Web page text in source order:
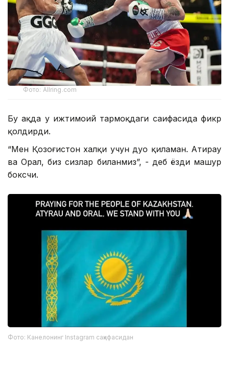
Фото: Allring.com
Бу ҳақда у ижтимоий тармоқдаги саҳифасида фикр
қолдирди.
“Мен Қозоғистон халқи учун дуо қиламан. Атирау
ва Орал, биз сизлар биланмиз”, - деб ёзди машҳур
боксчи.
Фото: Канелонинг Instagram саҳифасидан